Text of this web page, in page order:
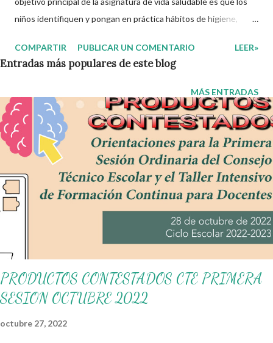
niños identifiquen y pongan en práctica hábitos de higiene,
permitan mantener un bienestar físico adecuado y prevenir
enfermedades futuras que pongan en riesgo su salud. Con el
paso del tiempo, los niños se auto ayudarán para que su entorno
físico, psicológico y social se mantenga en excelentes
condiciones en el cuidado de su cuerpo mediante todas las
actividades que los niños realizan en esta asignatura. Por ello, el
material de apoyo que en esta ocasión les compartimos,
permitirá que los pequeños identifiquen todos aquellos
elementos que contribuyan a que cuenten con una buena
calidad de vida para que, además de cuidarse a sí mismos,
también cuiden a las personas que se encuentran a su al
COMPARTIR PUBLICAR UN COMENTARIO LEER»
MÁS ENTRADAS
Entradas más populares de este blog
PRODUCTOS CONTESTADOS CTE PRIMERA
SESION OCTUBRE 2022
octubre 27, 2022